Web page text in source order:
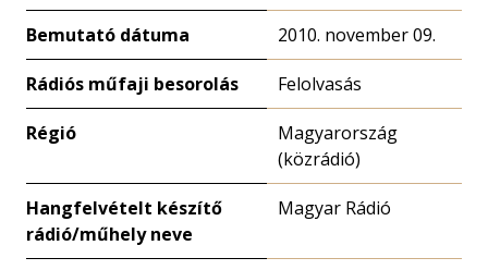
Bemutató dátuma 2010. november 09.
Rádiós műfaji besorolás Felolvasás
Régió
Magyarország
(közrádió)
Hangfelvételt készítő
rádió/műhely neve
Magyar Rádió